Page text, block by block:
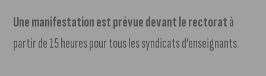
Une manifestation est prévue devant le rectoratà
partir de 15 heures pour tous les syndicats d’enseignants.